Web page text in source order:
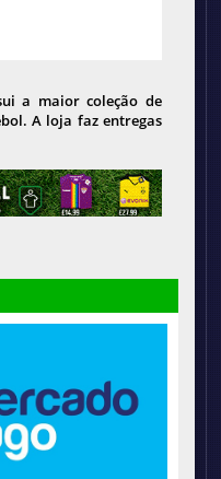
a maior coleção de
A loja faz entregas